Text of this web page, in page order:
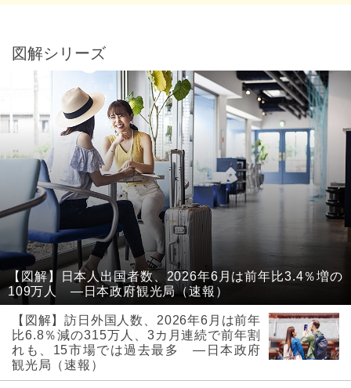
図解シリーズ
【図解】日本人出国者数、2026年6月は前年比3.4％増の
109万人 ―日本政府観光局（速報）
【図解】訪日外国人数、2026年6月は前年
比6.8％減の315万人、3カ月連続で前年割
れも、15市場では過去最多 ―日本政府
観光局（速報）